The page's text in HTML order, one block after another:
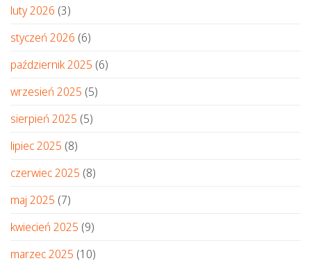
luty 2026 (3)
styczeń 2026 (6)
październik 2025 (6)
wrzesień 2025 (5)
sierpień 2025 (5)
lipiec 2025 (8)
czerwiec 2025 (8)
maj 2025 (7)
kwiecień 2025 (9)
marzec 2025 (10)